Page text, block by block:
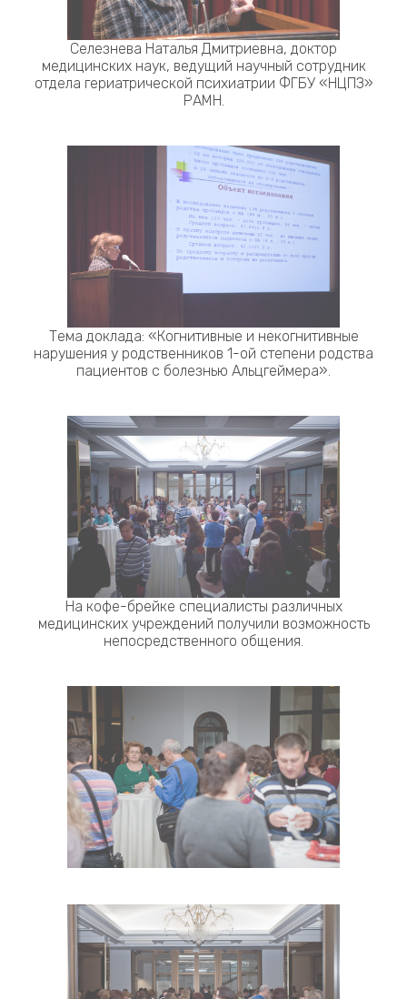
Селезнева Наталья Дмитриевна, доктор
медицинских наук, ведущий научный сотрудник
отдела гериатрической психиатрии ФГБУ «НЦПЗ»
РАМН.
Тема доклада: «Когнитивные и некогнитивные
нарушения у родственников 1-ой степени родства
пациентов с болезнью Альцгеймера».
На кофе-брейке специалисты различных
медицинских учреждений получили возможность
непосредственного общения.